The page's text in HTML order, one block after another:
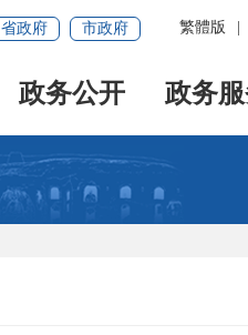
繁體版
省政府 市政府
政务公开 政务